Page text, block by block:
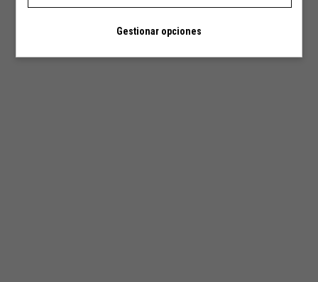
Gestionar opciones